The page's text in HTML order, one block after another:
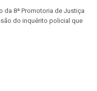
da 8ª Promotoria de Justiça
do inquérito policial que